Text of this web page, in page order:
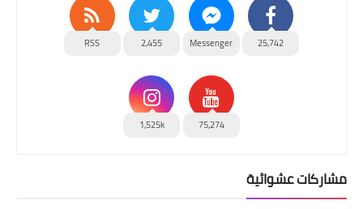
25,742
Messenger
2,455
RSS
75,274
1,525k
مشاركات عشوائية